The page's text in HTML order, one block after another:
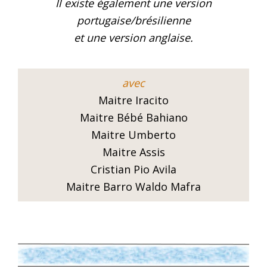
Il existe également une version
portugaise/brésilienne
et une version anglaise.
avec
Maitre Iracito
Maitre Bébé Bahiano
Maitre Umberto
Maitre Assis
Cristian Pio Avila
Maitre Barro Waldo Mafra